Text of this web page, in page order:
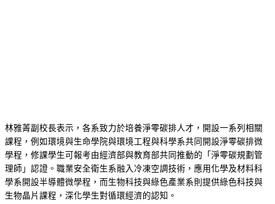
林雅菁副校長表示，各系致力於培養淨零碳排人才，開設一系列相關
課程，例如環境與生命學院與環境工程與科學系共同開設淨零碳排微
學程，修課學生可報考由經濟部與教育部共同推動的「淨零碳規劃管
理師」認證。職業安全衛生系融入冷凍空調技術，應用化學及材料科
學系開設半導體微學程，而生物科技與綠色產業系則提供綠色科技與
生物晶片課程，深化學生對循環經濟的認知。